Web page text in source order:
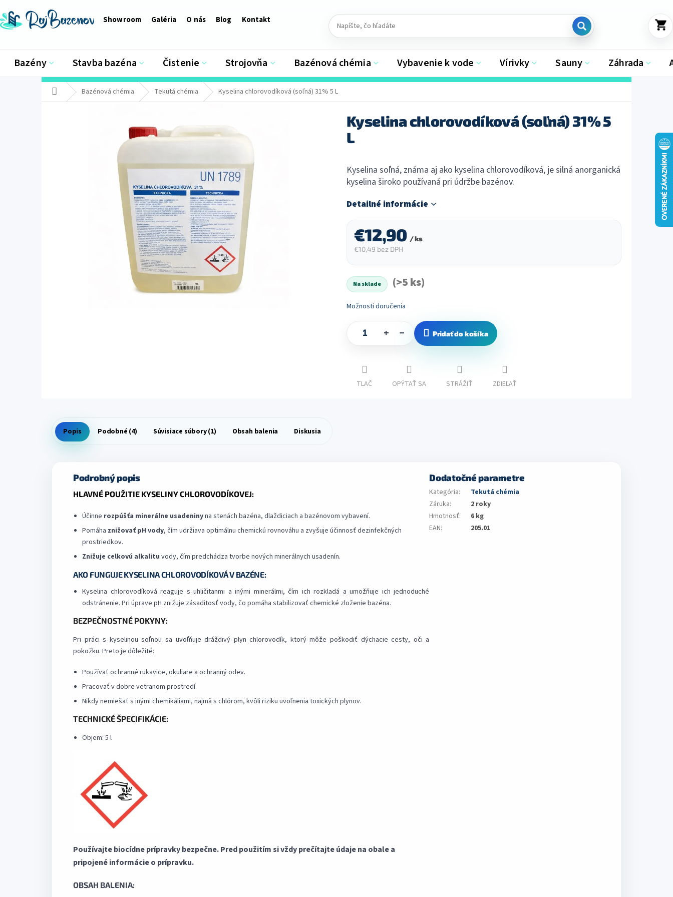
na
obsah
Showroom Galéria O nás Blog Kontakt
KOŠÍK
Bazény Stavba bazéna Čistenie Strojovňa Bazénová chémia Vybavenie k vode Vírivky Sauny Záhrada
DomovBazénová chémia Tekutá chémia Kyselina chlorovodíková (soľná) 31% 5 L
Kyselina chlorovodíková (soľná) 31% 5
L
Kyselina soľná, známa aj ako kyselina chlorovodíková, je silná anorganická
kyselina široko používaná pri údržbe bazénov.
Detailné informácie
€12,90 / ks
€10,49 bez DPH
Na sklade
(>5 ks)
Možnosti doručenia
+ − Pridať do košíka
TLAČ OPÝTAŤ SA STRÁŽIŤ ZDIEĽAŤ
Popis Podobné (4) Súvisiace súbory (1) Obsah balenia Diskusia
Podrobný popis
HLAVNÉ POUŽITIE KYSELINY CHLOROVODÍKOVEJ:
Účinne rozpúšťa minerálne usadeninyna stenách bazéna, dlaždiciach a bazénovom vybavení.
Pomáha znižovať pH vody, čím udržiava optimálnu chemickú rovnováhu a zvyšuje účinnosť dezinfekčných
prostriedkov.
Znižuje celkovú alkalitu vody, čím predchádza tvorbe nových minerálnych usadenín.
AKO FUNGUJE KYSELINA CHLOROVODÍKOVÁ V BAZÉNE:
Kyselina chlorovodíková reaguje s uhličitanmi a inými minerálmi, čím ich rozkladá a umožňuje ich jednoduché
odstránenie. Pri úprave pH znižuje zásaditosť vody, čo pomáha stabilizovať chemické zloženie bazéna.
BEZPEČNOSTNÉ POKYNY:
Pri práci s kyselinou soľnou sa uvoľňuje dráždivý plyn chlorovodík, ktorý môže poškodiť dýchacie cesty, oči a
pokožku. Preto je dôležité:
Používať ochranné rukavice, okuliare a ochranný odev.
Pracovať v dobre vetranom prostredí.
Nikdy nemiešať s inými chemikáliami, najmä s chlórom, kvôli riziku uvoľnenia toxických plynov.
TECHNICKÉ ŠPECIFIKÁCIE:
Objem: 5 l
Používajte biocídne prípravky bezpečne. Pred použitím si vždy prečítajte údaje na obale a
pripojené informácie o prípravku.
OBSAH BALENIA:
Dodatočné parametre
Kategória:
Tekutá chémia
Záruka:
2 roky
Hmotnosť:
6 kg
EAN: 205.01